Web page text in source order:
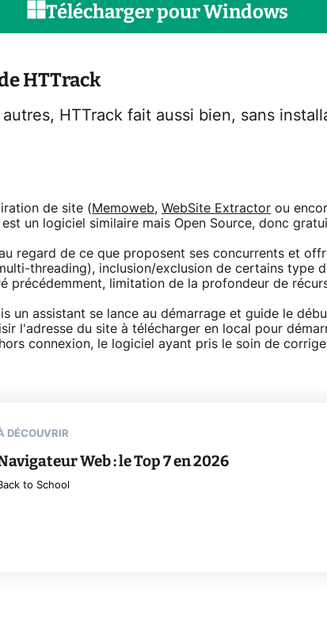
TéléchargerpourWindows
HTTrack
HTTrack fait aussi bien, sans
de site (Memoweb, WebSite Extractor ou
un logiciel similaire mais Open Source, donc
regard de ce que proposent ses concurrents et
threading), inclusion/exclusion de certains type
précédemment, limitation de la profondeur de
un assistant se lance au démarrage et guide le
l'adresse du site à télécharger en local pour
connexion, le logiciel ayant pris le soin de
DÉCOUVRIR
Web : le Top 7 en 2026
to School